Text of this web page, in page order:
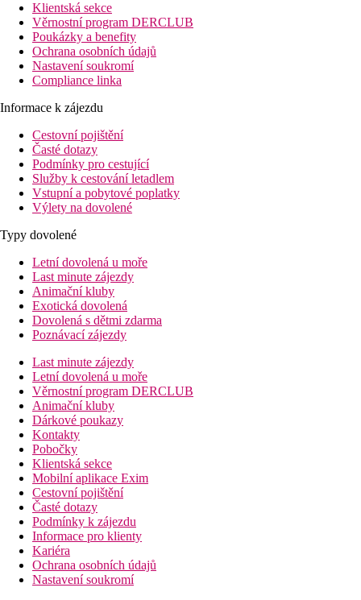
Klientská sekce
Věrnostní program DERCLUB
Poukázky a benefity
Ochrana osobních údajů
Nastavení soukromí
Compliance linka
Informace k zájezdu
Cestovní pojištění
Časté dotazy
Podmínky pro cestující
Služby k cestování letadlem
Vstupní a pobytové poplatky
Výlety na dovolené
Typy dovolené
Letní dovolená u moře
Last minute zájezdy
Animační kluby
Exotická dovolená
Dovolená s dětmi zdarma
Poznávací zájezdy
Last minute zájezdy
Letní dovolená u moře
Věrnostní program DERCLUB
Animační kluby
Dárkové poukazy
Kontakty
Pobočky
Klientská sekce
Mobilní aplikace Exim
Cestovní pojištění
Časté dotazy
Podmínky k zájezdu
Informace pro klienty
Kariéra
Ochrana osobních údajů
Nastavení soukromí